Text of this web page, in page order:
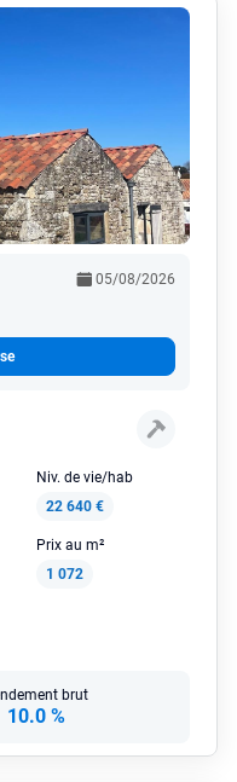
05/08/2026
Niv. de vie/hab
22 640 €
Prix au m²
1 072
brut
10.0 %